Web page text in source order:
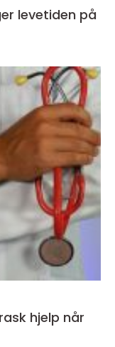
levetiden på
hjelp når